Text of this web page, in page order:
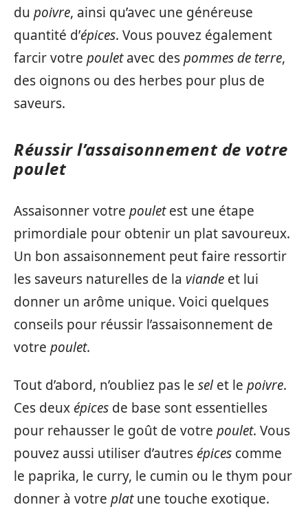
du poivre, ainsi qu’avec une généreuse
quantité d’épices. Vous pouvez également
farcir votre pouletavec despommes de terre,
des oignons ou des herbes pour plus de
saveurs.
Réussir l’assaisonnement de votre
poulet
Assaisonner votre pouletest une étape
primordiale pour obtenir un plat savoureux.
Un bon assaisonnement peut faire ressortir
les saveurs naturelles de la viande et lui
donner un arôme unique. Voici quelques
conseils pour réussir l’assaisonnement de
votre poulet.
Tout d’abord, n’oubliez pas le selet le poivre.
Ces deux épices de base sont essentielles
pour rehausser le goût de votre poulet. Vous
pouvez aussi utiliser d’autres épices comme
le paprika, le curry, le cumin ou le thym pour
donner à votre platune touche exotique.